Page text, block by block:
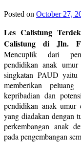
Posted on October 27,
Les Calistung
Calistung di Jln.
Mencuplik dari
pendidikan anak
singkatan PAUD yaitu
memberikan
kepribadian dan
pendidikan anak
yang diadakan dengan
perkembangan anak
pada pengembangan